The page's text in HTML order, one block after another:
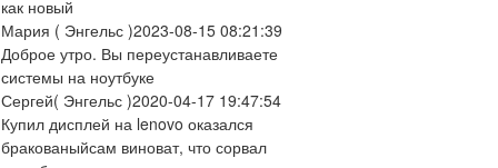
как новый
Мария ( Энгельс )2023-08-15 08:21:39
Доброе утро. Вы переустанавливаете
системы на ноутбуке
Сергей( Энгельс )2020-04-17 19:47:54
Купил дисплей на lenovo оказался
бракованыйсам виноват, что сорвал